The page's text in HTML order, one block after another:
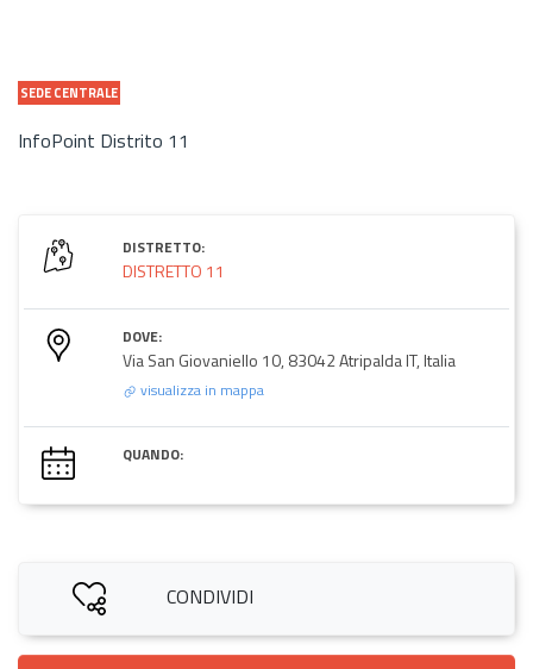
SEDE CENTRALE
InfoPoint Distrito 11
DISTRETTO:
DISTRETTO 11
DOVE:
Via San Giovaniello 10, 83042 Atripalda IT, Italia
visualizza in mappa
QUANDO:
CONDIVIDI